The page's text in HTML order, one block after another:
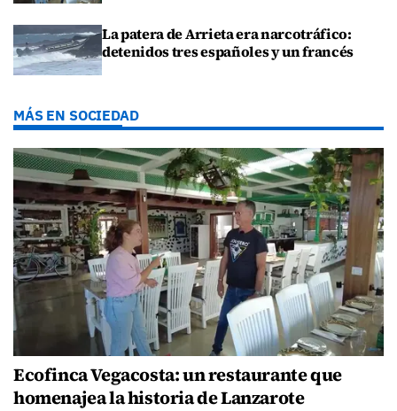
La patera de Arrieta era narcotráfico:
detenidos tres españoles y un francés
MÁS EN SOCIEDAD
Ecofinca Vegacosta: un restaurante que
homenajea la historia de Lanzarote